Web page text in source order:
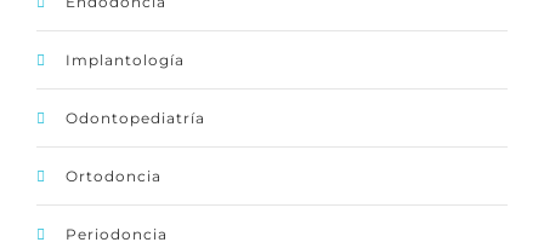
Implantología
Odontopediatría
Ortodoncia
Periodoncia